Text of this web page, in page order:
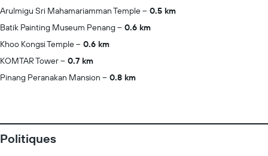
Arulmigu Sri Mahamariamman Temple
0.5 km
Batik Painting Museum Penang
0.6 km
Khoo Kongsi Temple
0.6 km
KOMTAR Tower
0.7 km
Pinang Peranakan Mansion
0.8 km
Politiques